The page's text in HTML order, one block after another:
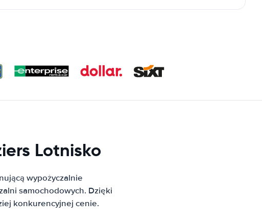
Lotnisko
wypożyczalnie
samochodowych. Dzięki
konkurencyjnej cenie.